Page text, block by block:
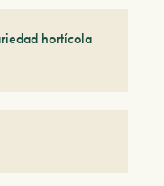
hortícola